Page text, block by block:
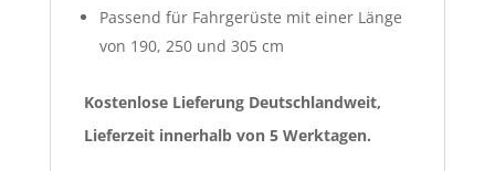
Passend für Fahrgerüste mit einer Länge
von 190, 250 und 305 cm
Kostenlose Lieferung Deutschlandweit,
Lieferzeit innerhalb von 5 Werktagen.